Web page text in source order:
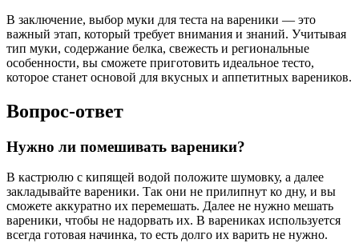
В заключение, выбор муки для теста на вареники — это
важный этап, который требует внимания и знаний. Учитывая
тип муки, содержание белка, свежесть и региональные
особенности, вы сможете приготовить идеальное тесто,
которое станет основой для вкусных и аппетитных вареников.
Вопрос-ответ
Нужно ли помешивать вареники?
В кастрюлю с кипящей водой положите шумовку, а далее
закладывайте вареники. Так они не прилипнут ко дну, и вы
сможете аккуратно их перемешать. Далее не нужно мешать
вареники, чтобы не надорвать их. В варениках используется
всегда готовая начинка, то есть долго их варить не нужно.